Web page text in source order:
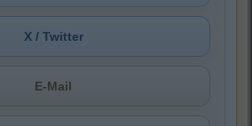
X / Twitter
E-Mail